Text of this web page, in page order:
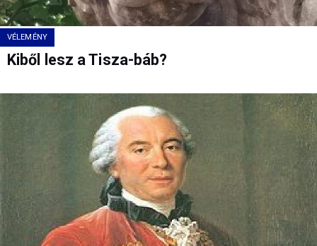
VÉLEMÉNY
Kiből lesz a Tisza-báb?